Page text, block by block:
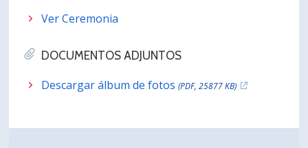
Ver Ceremonia
DOCUMENTOS ADJUNTOS
Descargar álbum de fotos(PDF, 25877 KB)